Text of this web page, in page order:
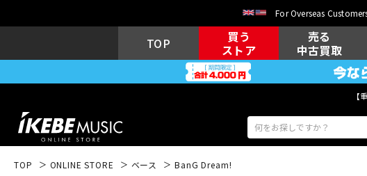
For Overseas
TOP
買う
ストア
売る
中古買取
【
TOP ONLINE STORE ベース BanG Dream!